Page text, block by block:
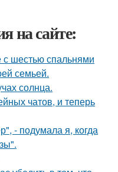
на сайте:
с шестью спальнями
семьей.
солнца.
чатов, и теперь
- подумала я, когда